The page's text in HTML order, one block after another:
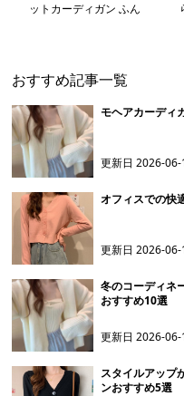
ットカーディガン ふん
おすすめ記事一覧
モヘアカーディ
更新日2026-06-
オフィスでの快
更新日2026-06-
冬のコーディネ
おすすめ10選
更新日2026-06-
スタイルアップ
ンおすすめ5選